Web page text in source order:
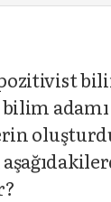
adamı